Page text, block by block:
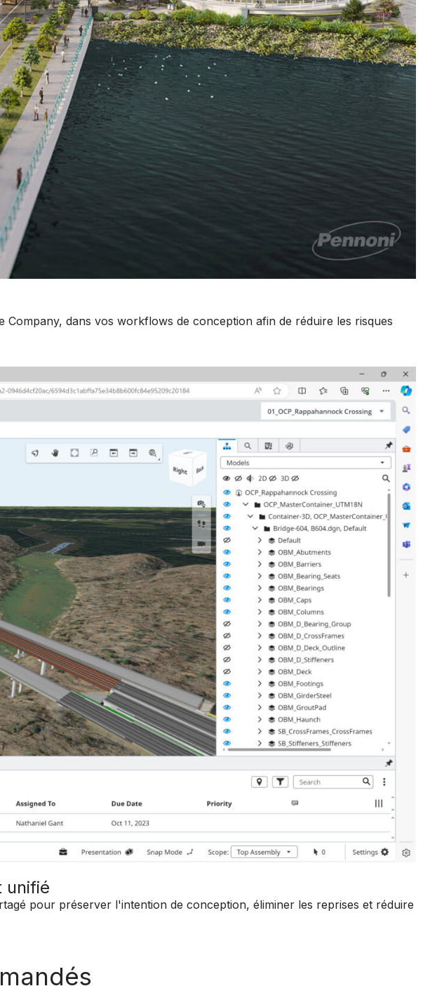
dans vos workflows de conception afin de réduire les risques
unifié
pour préserver l'intention de conception, éliminer les reprises et réduire